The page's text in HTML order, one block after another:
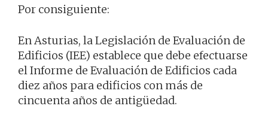
Por consiguiente:
En Asturias, la Legislación de Evaluación de
Edificios (IEE) establece que debe efectuarse
el Informe de Evaluación de Edificios cada
diez años para edificios con más de
cincuenta años de antigüedad.